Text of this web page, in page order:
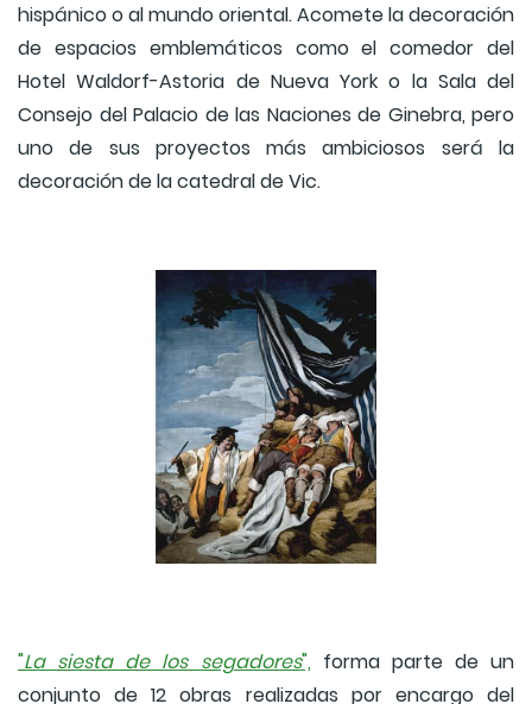
hispánico o al mundo oriental. Acomete la decoración
de espacios emblemáticos como el comedor del
Hotel Waldorf-Astoria de Nueva York o la Sala del
Consejo del Palacio de las Naciones de Ginebra, pero
uno de sus proyectos más ambiciosos será la
decoración de la catedral de Vic.
"La siesta de los segadores", forma parte de un
conjunto de 12 obras realizadas por encargo del